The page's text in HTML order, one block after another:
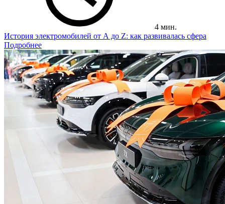
4 мин.
История электромобилей от А до Z: как развивалась сфера
Подробнее